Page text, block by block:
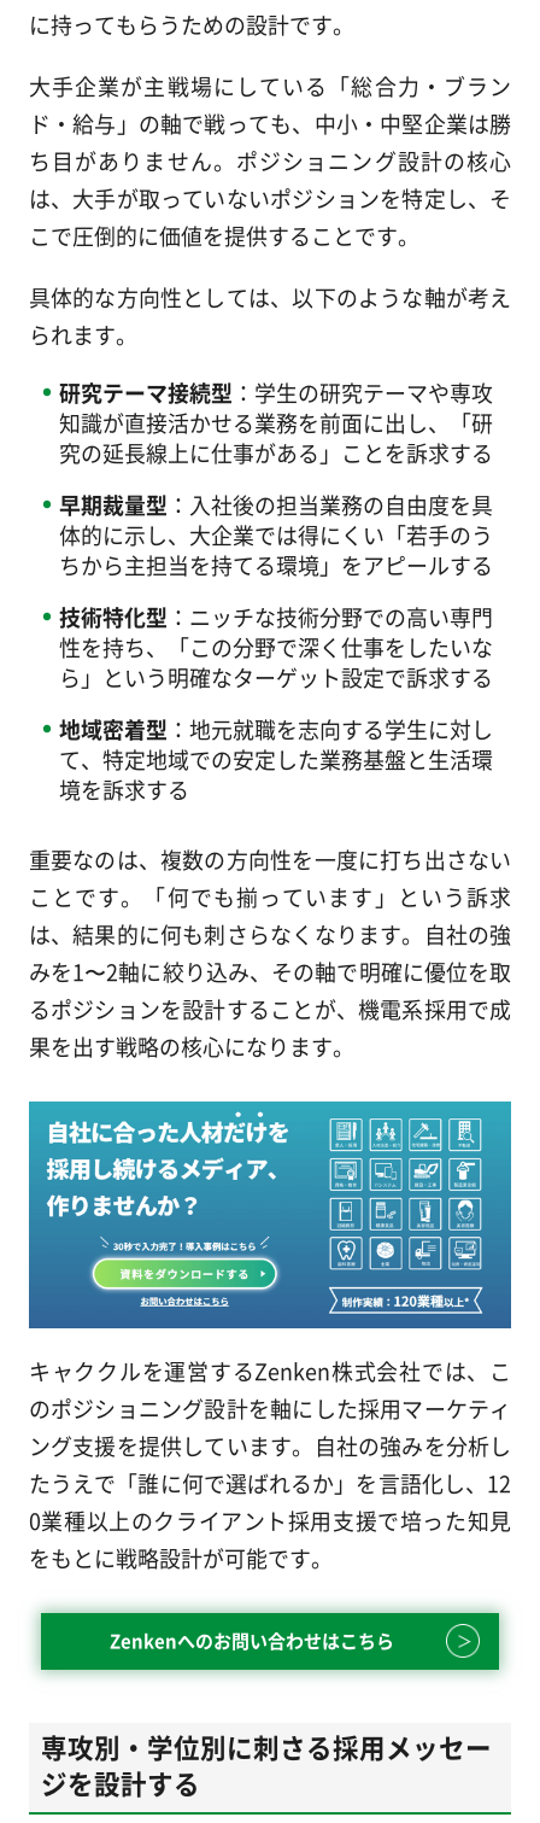
に持ってもらうための設計です。
大手企業が主戦場にしている「総合力・ブラン
ド・給与」の軸で戦っても、中小・中堅企業は勝
ち目がありません。ポジショニング設計の核心
は、大手が取っていないポジションを特定し、そ
こで圧倒的に価値を提供することです。
具体的な方向性としては、以下のような軸が考え
られます。
研究テーマ接続型 ：学生の研究テーマや専攻
知識が直接活かせる業務を前面に出し、「研
究の延長線上に仕事がある」ことを訴求する
早期裁量型 ：入社後の担当業務の自由度を具
体的に示し、大企業では得にくい「若手のう
ちから主担当を持てる環境」をアピールする
技術特化型 ：ニッチな技術分野での高い専門
性を持ち、「この分野で深く仕事をしたいな
ら」という明確なターゲット設定で訴求する
地域密着型 ：地元就職を志向する学生に対し
て、特定地域での安定した業務基盤と生活環
境を訴求する
重要なのは、複数の方向性を一度に打ち出さない
ことです。「何でも揃っています」という訴求
は、結果的に何も刺さらなくなります。自社の強
みを1〜2軸に絞り込み、その軸で明確に優位を取
るポジションを設計することが、機電系採用で成
果を出す戦略の核心になります。
キャククルを運営するZenken株式会社では、こ
のポジショニング設計を軸にした採用マーケティ
ング支援を提供しています。自社の強みを分析し
たうえで「誰に何で選ばれるか」を言語化し、12
0業種以上のクライアント採用支援で培った知見
をもとに戦略設計が可能です。
Zenkenへのお問い合わせはこちら
専攻別・学位別に刺さる採用メッセー
ジを設計する